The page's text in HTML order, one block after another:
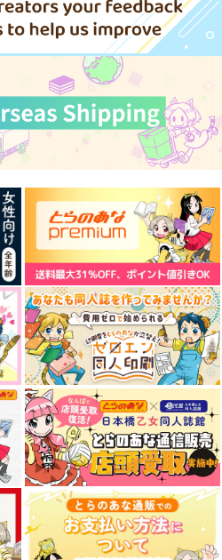
サンプル サンプル
Time on the
（税込）
×三雲修
サンプル
作品詳細
なぐさめのほうこう
ホームベース田中
600円（税込）
二宮匡貴×三雲修
サンプル
作品詳細
トリガー
×三雲修
サンプル
空閑遊真×三雲修
サンプル